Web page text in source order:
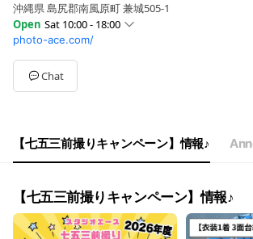
沖縄県 島尻郡南風原町 兼城505-1
Open Sat 10:00 - 18:00
Sun10:00 - 18:00
Mon10:00 - 18:00
TueClosed
WedClosed
Sat 10:00 - 18:00
火曜・水曜定休
photo-ace.com/
Chat
【七五三前撮りキャンペーン】情報♪
【七五三前撮りキャンペーン】情報♪